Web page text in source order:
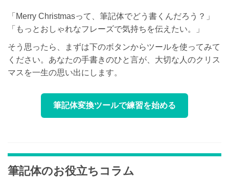
「Merry Christmasって、筆記体でどう書くんだろう？」
「もっとおしゃれなフレーズで気持ちを伝えたい。」
そう思ったら、まずは下のボタンからツールを使ってみて
ください。あなたの手書きのひと言が、大切な人のクリス
マスを一生の思い出にします。
筆記体変換ツールで練習を始める
筆記体のお役立ちコラム